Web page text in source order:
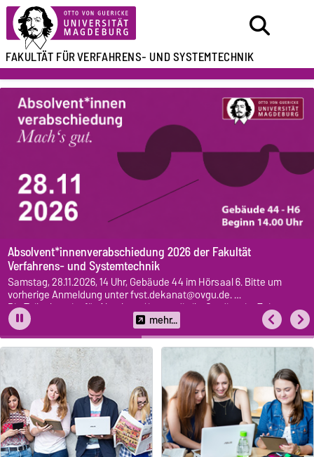
FAKULTÄT FÜRVERFAHRENS- UND SYSTEMTECHNIK
Absolvent*innenverabschiedung 2026 der Fakultät
Verfahrens- und Systemtechnik
Samstag, 28.11.2026, 14 Uhr, Gebäude 44 im Hörsaal 6. Bitte um
vorherige Anmeldung unter fvst.dekanat@ovgu.de.
Die Teilnahme ist für Absolvent*innen, die ihr Studium im Zeitraum
Oktober 2025 – September 2026 abgeschlossen haben, möglich.
mehr...